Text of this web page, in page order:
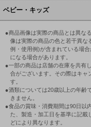
ベビー・キッズ
●商品画像は実際の商品とは異な
像は実際の商品の色と若干異な
例・使用例)が含まれている場
になる場合があります。
●一部の商品は店舗の在庫を共有
合がございます。その際はキャ
す。
●酒類については20歳以上の年齢
きません。
●食品の賞味・消費期間は90日以
た、製造・加工日を基準に記載
どにより異なります。